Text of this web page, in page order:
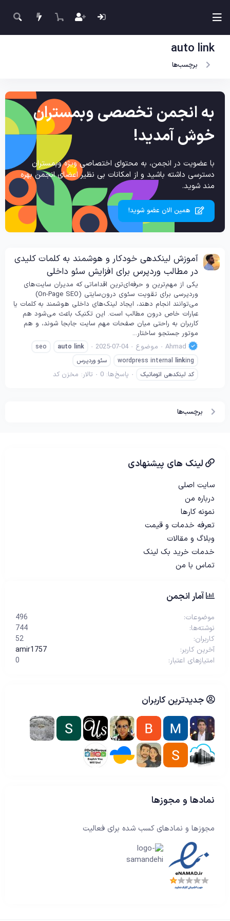
auto link
برچسب‌ها
به انجمن تخصصی وبمستران
خوش آمدید!
با عضویت در انجمن، به محتوای اختصاصی ویژه وبمستران
دسترسی داشته باشید و از امکانات بی نظیر اعضای انجمن بهره
مند شوید.
همین الان عضو شوید!
آموزش لینکدهی خودکار و هوشمند به کلمات کلیدی
در مطالب وردپرس برای افزایش سئو داخلی
یکی از مهم‌ترین و حرفه‌ای‌ترین اقداماتی که مدیران سایت‌های
وردپرسی برای تقویت سئوی درون‌سایتی (On-Page SEO)
می‌توانند انجام دهند، ایجاد لینک‌های داخلی هوشمند به کلمات یا
عبارات خاص درون مطالب است. این تکنیک باعث می‌شود هم
کاربران به راحتی میان صفحات مهم سایت جابجا شوند، و هم
موتور جستجو ساختار...
Ahmad
موضوع 2025-07-04
auto link
seo
wordpress internal linking
سئو وردپرس
کد لینکدهی اتوماتیک
پاسخ‌ها: 0 تالار: مخزن کد
برچسب‌ها
لینک های پیشنهادی
سایت اصلی
درباره من
نمونه کارها
تعرفه خدمات و قیمت
وبلاگ و مقالات
خدمات خرید بک لینک
تماس با من
آمار انجمن
موضوعات
496
نوشته‌ها
744
کاربران
52
آخرین کاربر
amir1757
امتیازهای اعتبار
0
جدیدترین کاربران
نمادها و مجوزها
مجوزها و نمادهای کسب شده برای فعالیت